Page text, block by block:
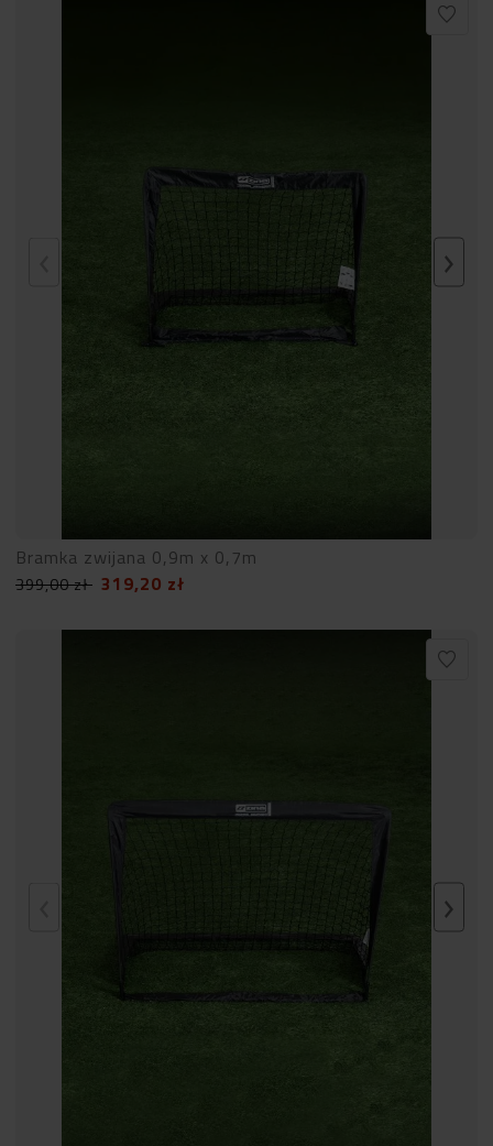
Bramka zwijana 0,9m x 0,7m
399,00zł 319,20 zł